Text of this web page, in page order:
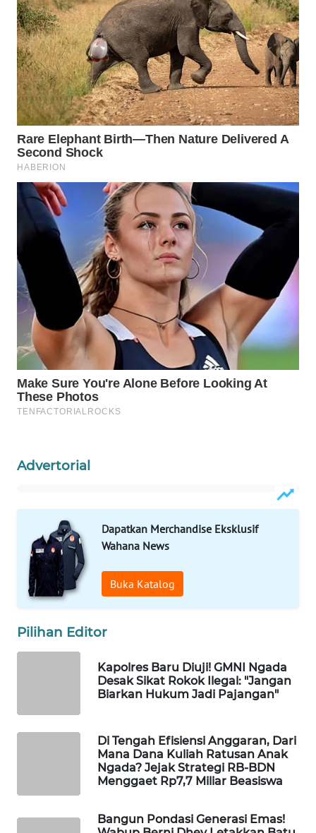
Advertorial
Dapatkan Merchandise Eksklusif
Wahana News
Buka Katalog
Pilihan Editor
Kapolres Baru Diuji! GMNI Ngada
Desak Sikat Rokok Ilegal: "Jangan
Biarkan Hukum Jadi Pajangan"
Di Tengah Efisiensi Anggaran, Dari
Mana Dana Kuliah Ratusan Anak
Ngada? Jejak Strategi RB-BDN
Menggaet Rp7,7 Miliar Beasiswa
Bangun Pondasi Generasi Emas!
WAHANA
UMKM
WAHANA
SELEB
WAHANA
PERSONA
WAHANA
OTOMOTIF
WAHANA
HEALTH
WAHANA
WISATA
LAPAK
WAHANA
Wahana
KONSUMEN
LISTRIK
MASYARAKAT
KELISTRIKAN
WALINKI
ID
ID
PLN
WATCH